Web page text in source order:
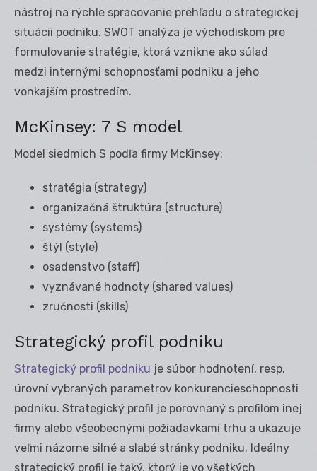
nástroj na rýchle spracovanie prehľadu o strategickej
situácii podniku. SWOT analýza je východiskom pre
formulovanie stratégie, ktorá vznikne ako súlad
medzi internými schopnosťami podniku a jeho
vonkajším prostredím.
McKinsey: 7 S model
Model siedmich S podľa firmy McKinsey:
stratégia (strategy)
organizačná štruktúra (structure)
systémy (systems)
štýl (style)
osadenstvo (staff)
vyznávané hodnoty (shared values)
zručnosti (skills)
Strategický profil podniku
Strategický profil podniku je súbor hodnotení, resp.
úrovní vybraných parametrov konkurencieschopnosti
podniku. Strategický profil je porovnaný s profilom inej
firmy alebo všeobecnými požiadavkami trhu a ukazuje
veľmi názorne silné a slabé stránky podniku. Ideálny
strategický profil je taký, ktorý je vo všetkých